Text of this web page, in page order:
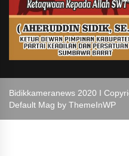
Bidikkameranews 2020 I
Default Mag by ThemeInWP